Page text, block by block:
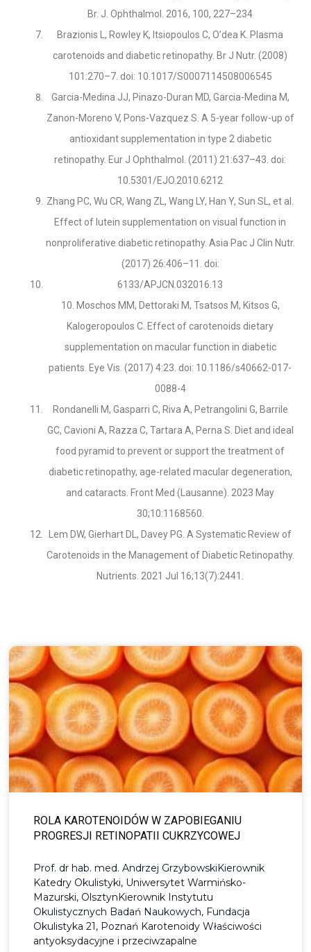
Br. J. Ophthalmol. 2016, 100, 227–234
Brazionis L, Rowley K, Itsiopoulos C, O’dea K. Plasma
carotenoids and diabetic retinopathy. Br J Nutr. (2008)
101:270–7. doi: 10.1017/S0007114508006545
Garcia-Medina JJ, Pinazo-Duran MD, Garcia-Medina M,
Zanon-Moreno V, Pons-Vazquez S. A 5-year follow-up of
antioxidant supplementation in type 2 diabetic
retinopathy. Eur J Ophthalmol. (2011) 21:637–43. doi:
10.5301/EJO.2010.6212
Zhang PC, Wu CR, Wang ZL, Wang LY, Han Y, Sun SL, et al.
Effect of lutein supplementation on visual function in
nonproliferative diabetic retinopathy. Asia Pac J Clin Nutr.
(2017) 26:406–11. doi:
6133/APJCN.032016.13
10. Moschos MM, Dettoraki M, Tsatsos M, Kitsos G,
Kalogeropoulos C. Effect of carotenoids dietary
supplementation on macular function in diabetic
patients. Eye Vis. (2017) 4:23. doi: 10.1186/s40662-017-
0088-4
Rondanelli M, Gasparri C, Riva A, Petrangolini G, Barrile
GC, Cavioni A, Razza C, Tartara A, Perna S. Diet and ideal
food pyramid to prevent or support the treatment of
diabetic retinopathy, age-related macular degeneration,
and cataracts. Front Med (Lausanne). 2023 May
30;10:1168560.
Lem DW, Gierhart DL, Davey PG. A Systematic Review of
Carotenoids in the Management of Diabetic Retinopathy.
Nutrients. 2021 Jul 16;13(7):2441.
ROLA KAROTENOIDÓW W ZAPOBIEGANIU
PROGRESJI RETINOPATII CUKRZYCOWEJ
Prof. dr hab. med. Andrzej GrzybowskiKierownik
Katedry Okulistyki, Uniwersytet Warmińsko-
Mazurski, OlsztynKierownik Instytutu
Okulistycznych Badań Naukowych, Fundacja
Okulistyka 21, Poznań Karotenoidy Właściwości
antyoksydacyjne i przeciwzapalne